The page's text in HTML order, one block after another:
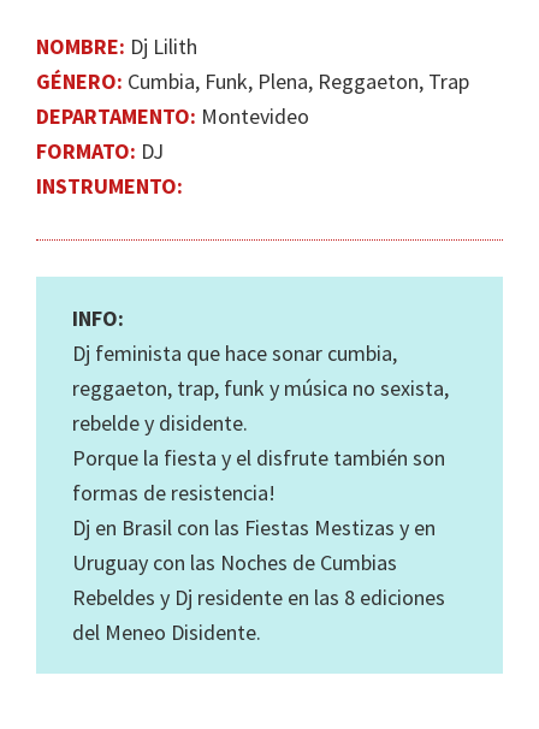
NOMBRE: Dj Lilith
GÉNERO: Cumbia, Funk, Plena, Reggaeton, Trap
DEPARTAMENTO: Montevideo
FORMATO: DJ
INSTRUMENTO:
INFO:
Dj feminista que hace sonar cumbia,
reggaeton, trap, funk y música no sexista,
rebelde y disidente.
Porque la fiesta y el disfrute también son
formas de resistencia!
Dj en Brasil con las Fiestas Mestizas y en
Uruguay con las Noches de Cumbias
Rebeldes y Dj residente en las 8 ediciones
del Meneo Disidente.